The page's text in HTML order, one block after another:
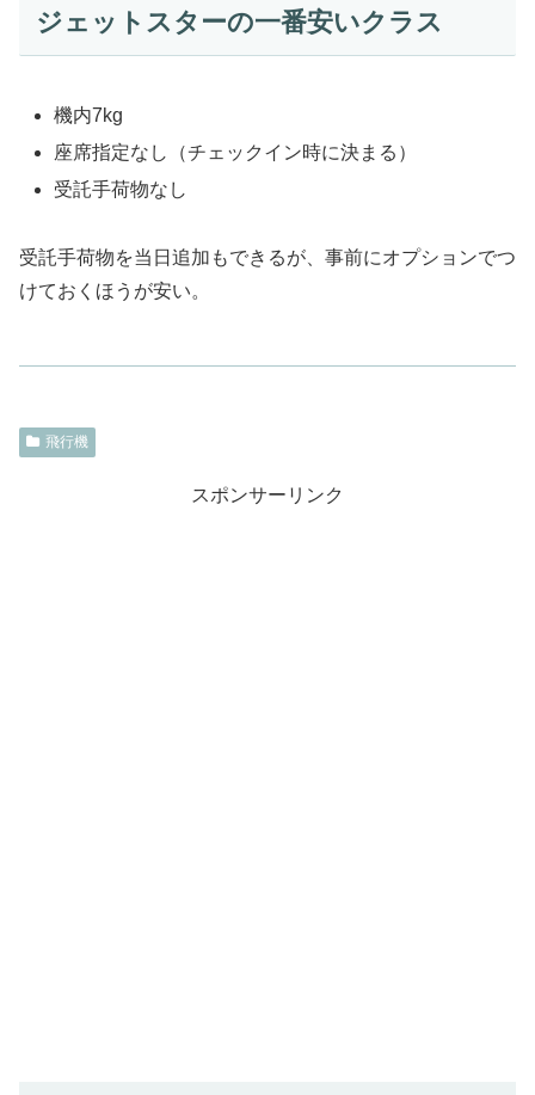
ジェットスターの一番安いクラス
機内7kg
座席指定なし（チェックイン時に決まる）
受託手荷物なし
受託手荷物を当日追加もできるが、事前にオプションでつ
けておくほうが安い。
飛行機
スポンサーリンク